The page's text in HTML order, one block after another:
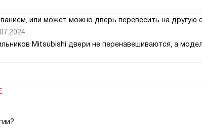
или может можно дверь перевесить на другую
Mitsubishi двери не перенавешиваются, а